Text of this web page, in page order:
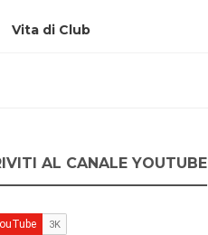
Vita di Club
AL CANALE YOUTUBE